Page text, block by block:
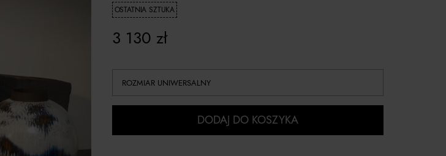
OSTATNIA SZTUKA
3 130 zł
ROZMIAR UNIWERSALNY
DODAJ DO KOSZYKA